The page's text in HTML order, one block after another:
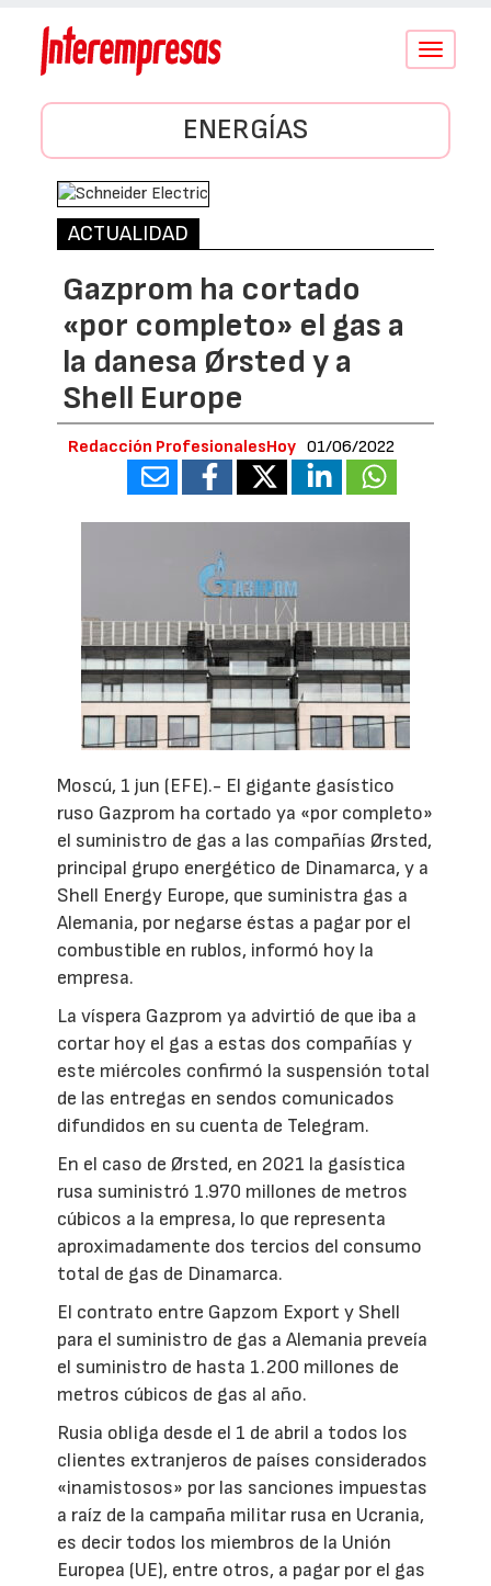
Conmutar
ENERGÍAS
ACTUALIDAD
Gazprom ha cortado
«por completo» el gas a
la danesa Ørsted y a
Shell Europe
Redacción ProfesionalesHoy 01/06/2022
Moscú, 1 jun (EFE).- El gigante gasístico
ruso Gazprom ha cortado ya «por completo»
el suministro de gas a las compañías Ørsted,
principal grupo energético de Dinamarca, y a
Shell Energy Europe, que suministra gas a
Alemania, por negarse éstas a pagar por el
combustible en rublos, informó hoy la
empresa.
La víspera Gazprom ya advirtió de que iba a
cortar hoy el gas a estas dos compañías y
este miércoles confirmó la suspensión total
de las entregas en sendos comunicados
difundidos en su cuenta de Telegram.
En el caso de Ørsted, en 2021 la gasística
rusa suministró 1.970 millones de metros
cúbicos a la empresa, lo que representa
aproximadamente dos tercios del consumo
total de gas de Dinamarca.
El contrato entre Gapzom Export y Shell
para el suministro de gas a Alemania preveía
el suministro de hasta 1.200 millones de
metros cúbicos de gas al año.
Rusia obliga desde el 1 de abril a todos los
clientes extranjeros de países considerados
«inamistosos» por las sanciones impuestas
a raíz de la campaña militar rusa en Ucrania,
es decir todos los miembros de la Unión
Europea (UE), entre otros, a pagar por el gas